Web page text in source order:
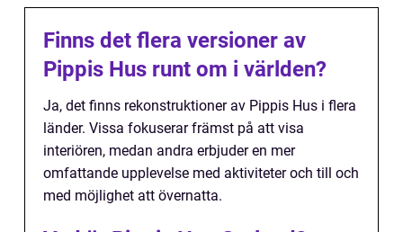
Finns det flera versioner av
Pippis Hus runt om i världen?
Ja, det finns rekonstruktioner av Pippis Hus i flera
länder. Vissa fokuserar främst på att visa
interiören, medan andra erbjuder en mer
omfattande upplevelse med aktiviteter och till och
med möjlighet att övernatta.